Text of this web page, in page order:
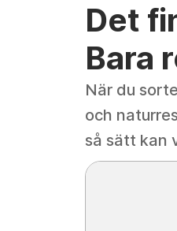
Det
Bara
När du
och
så sätt kan